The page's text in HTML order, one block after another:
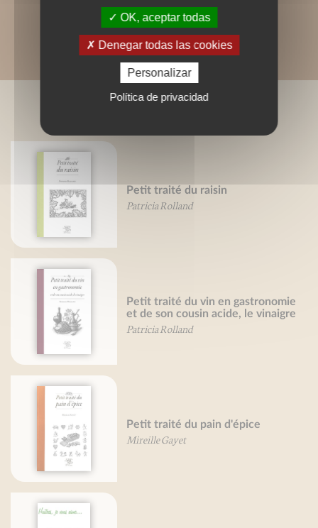
Petit traité du raisin
Patricia Rolland
Petit traité du vin en gastronomie
et de son cousin acide, le vinaigre
Patricia Rolland
Petit traité du pain d'épice
Mireille Gayet
OK, aceptar todas
Denegar todas las cookies
Personalizar
Política de privacidad